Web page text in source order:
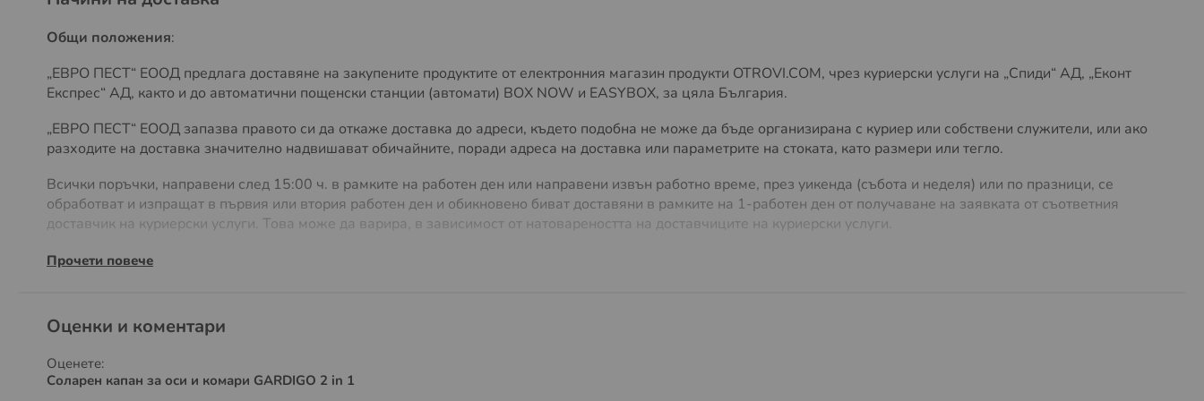
отблъсква пчелите. Подменяйте течната примамка при запълване с оси и комари.
Как се използва капана за оси и комари:
Поставете капана в близост до маса за хранене или места за отдих и почивка, целта на капана е да
привлече комарите или осите в капана, като ви предпази от ужилване от оси и ухапване от комари.
Капана автоматично пуска BL светлината, когато навън се стъмни и обратното, когато навън е светло
светлината не работи.
Общи положения:
„ЕВРО ПЕСТ“ ЕООД предлага доставяне на закупените продуктите от електронния магазин продукти OTROVI.COM, чрез куриерски услуги на „Спиди“ АД, „Еконт
Експрес“ АД, както и до автоматични пощенски станции (автомати) BOX NOW и EASYBOX, за цяла България.
„ЕВРО ПЕСТ“ ЕООД запазва правото си да откаже доставка до адреси, където подобна не може да бъде организирана с куриер или собствени служители, или ако
разходите на доставка значително надвишават обичайните, поради адреса на доставка или параметрите на стоката, като размери или тегло.
Всички поръчки, направени след 15:00 ч. в рамките на работен ден или направени извън работно време, през уикенда (събота и неделя) или по празници, се
обработват и изпращат в първия или втория работен ден и обикновено биват доставяни в рамките на 1-работен ден от получаване на заявката от съответния
доставчик на куриерски услуги. Това може да варира, в зависимост от натовареността на доставчиците на куриерски услуги.
Всеки клиент на електронния магазин OTROVI.COM има правото да поиска различни условия на доставка, в случай на нужда. Предлагаме
„ЕВРО ПЕСТ“ ЕООД запазва правото си да поиска потребителя да заплати изцяло или частично транспортните разходи за много обемни и тежки пратки. Същите
разходи ще бъдат уточнени, в зависимост от самия продукт и адреса на доставка. Клиентът ще бъде уведомен предварително и има право да се откаже от
поръчката, ако цената на транспортните разходи не е приемлива.
Прочети повече
Оценки и коментари
Оценете:
Соларен капан за оси и комари GARDIGO 2 in 1